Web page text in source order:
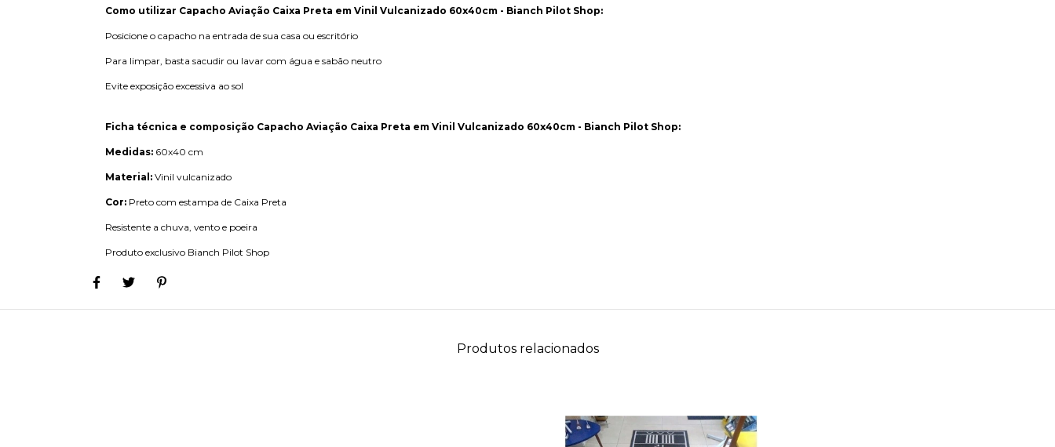
Como utilizar Capacho Aviação Caixa Preta em Vinil Vulcanizado 60x40cm - Bianch Pilot Shop:
Posicione o capacho na entrada de sua casa ou escritório
Para limpar, basta sacudir ou lavar com água e sabão neutro
Evite exposição excessiva ao sol
Ficha técnica e composição Capacho Aviação Caixa Preta em Vinil Vulcanizado 60x40cm - Bianch Pilot Shop:
Medidas: 60x40 cm
Material: Vinil vulcanizado
Cor: Preto com estampa de Caixa Preta
Resistente a chuva, vento e poeira
Produto exclusivo Bianch Pilot Shop
Produtos relacionados